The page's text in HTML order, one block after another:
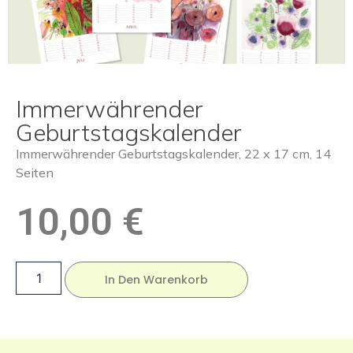
Immerwährender
Geburtstagskalender
Immerwährender Geburtstagskalender, 22 x 17 cm, 14
Seiten
10,00 €
In Den Warenkorb